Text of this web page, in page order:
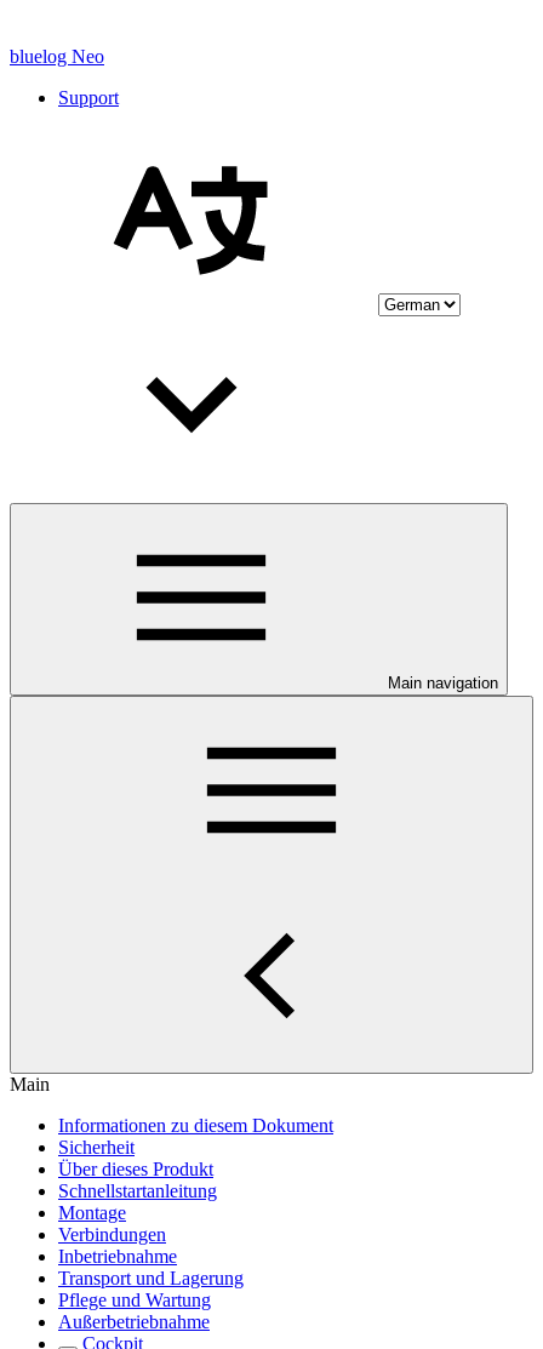
bluelog Neo
Support
Main navigation
Main
Informationen zu diesem Dokument
Sicherheit
Über dieses Produkt
Schnellstartanleitung
Montage
Verbindungen
Inbetriebnahme
Transport und Lagerung
Pflege und Wartung
Außerbetriebnahme
Cockpit